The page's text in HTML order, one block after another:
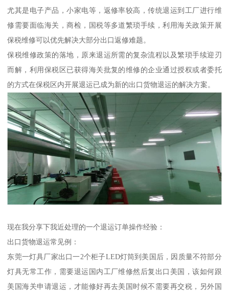
尤其是电子产品，小家电等，返修率较高，传统退运到工厂进行维
修需要面临海关，商检，国税等多道繁琐手续，利用海关政策开展
保税维修可以优先解决大部分出口返修难题。
保税维修政策的落地，原来退运所需的复杂流程以及繁琐手续迎刃
而解，利用保税区已获得海关批复的维修的企业通过授权或者委托
的方式在保税区内开展退运已成为新的出口货物退运的解决方案。
现在我分享下我近处理的一个退运订单操作经验：
出口货物退运常见例：
东莞一灯具厂家出口一2个柜子LED灯筒到美国后，因质量不符部分
灯具无常工作，需要退运国内工厂维修然后复出口美国，该如何跟
美国海关申请退运，才能修好再去美国时候不需要再交税，另外国